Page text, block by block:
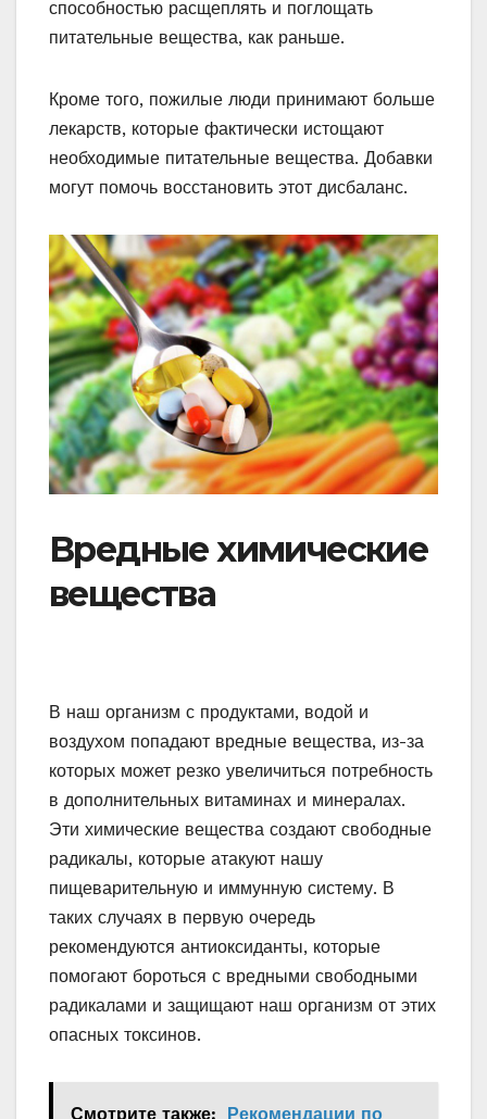
способностью расщеплять и поглощать
питательные вещества, как раньше.
Кроме того, пожилые люди принимают больше
лекарств, которые фактически истощают
необходимые питательные вещества. Добавки
могут помочь восстановить этот дисбаланс.
Вредные химические
вещества
В наш организм с продуктами, водой и
воздухом попадают вредные вещества, из-за
которых может резко увеличиться потребность
в дополнительных витаминах и минералах.
Эти химические вещества создают свободные
радикалы, которые атакуют нашу
пищеварительную и иммунную систему. В
таких случаях в первую очередь
рекомендуются антиоксиданты, которые
помогают бороться с вредными свободными
радикалами и защищают наш организм от этих
опасных токсинов.
Смотрите также:
Рекомендации по